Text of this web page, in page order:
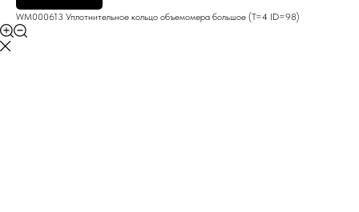
WM000613 Уплотнительное кольцо объемомера большое (T=4 ID=98)